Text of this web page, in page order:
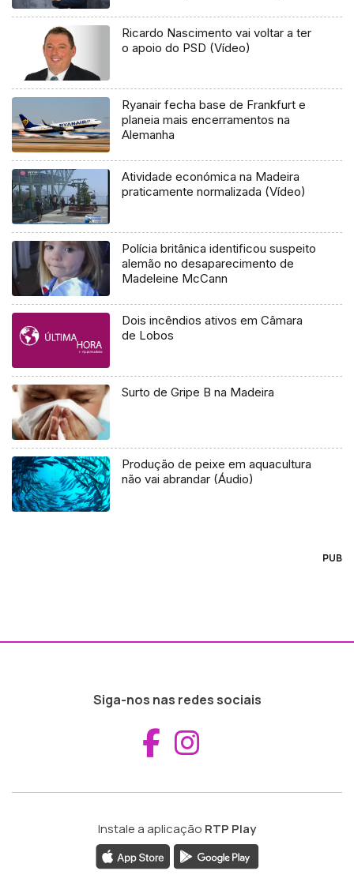
Ricardo Nascimento vai voltar a ter
o apoio do PSD (Vídeo)
Ryanair fecha base de Frankfurt e
planeia mais encerramentos na
Alemanha
Atividade económica na Madeira
praticamente normalizada (Vídeo)
Polícia britânica identificou suspeito
alemão no desaparecimento de
Madeleine McCann
Dois incêndios ativos em Câmara
de Lobos
Surto de Gripe B na Madeira
Produção de peixe em aquacultura
não vai abrandar (Áudio)
PUB
Siga-nos nas redes sociais
Aceder ao
Instale a aplicação RTP Play